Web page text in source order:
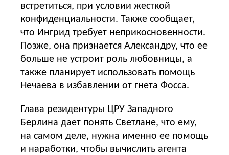
встретиться, при условии жесткой
конфиденциальности. Также сообщает,
что Ингрид требует неприкосновенности.
Позже, она признается Александру, что ее
больше не устроит роль любовницы, а
также планирует использовать помощь
Нечаева в избавлении от гнета Фосса.
Глава резидентуры ЦРУ Западного
Берлина дает понять Светлане, что ему,
на самом деле, нужна именно ее помощь
и наработки, чтобы вычислить агента